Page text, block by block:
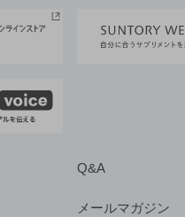
Q&A
メールマガジン